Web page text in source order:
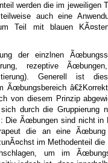
werden die im jeweiligen
auch eine
Teil mit blauen
der einzlnen
rezeptive
Generell ist
Ãœbungsbereich
von diesem Prinzip
durch die Gruppierung
Die Ãœbungen sind nicht in
die an eine
im Methodenteil
um im